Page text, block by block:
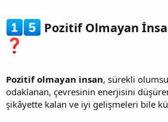
Pozitif Olmayan
Pozitif olmayan insan, sürekli
odaklanan, çevresinin enerjisini
şikâyette kalan ve iyi gelişmeleri bile